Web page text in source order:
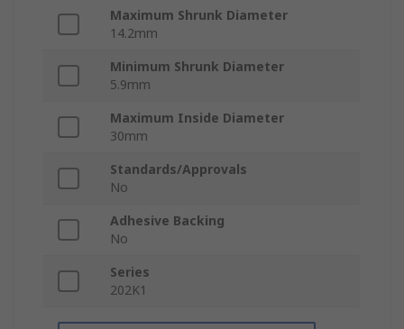
Maximum Shrunk Diameter
14.2mm
Minimum Shrunk Diameter
5.9mm
Maximum Inside Diameter
30mm
Standards/Approvals
No
Adhesive Backing
No
Series
202K1